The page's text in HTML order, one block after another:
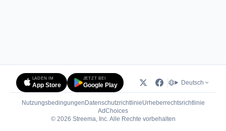
LADEN IM
App Store
JETZT BEI
Google Play Deutsch
Nutzungsbedingungen DatenschutzrichtlinieUrheberrechtsrichtlinie
AdChoices(öffnet in neuem Tab)
© 2026 Streema, Inc. Alle Rechte vorbehalten